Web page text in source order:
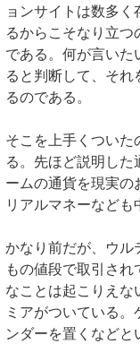
ョンサイトは数多
るからこそなり立
である。何が言いた
ると判断して、それ
るのである。
そこを上手くついた
る。先ほど説明し
ームの通貨を現実の
リアルマネーなども
かなり前だが、ウル
もの値段で取引され
なことは起こりえな
ミアがついている
ンダーを置くなどと